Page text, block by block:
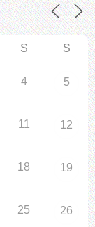
S S
4 5
11 12
18 19
25 26